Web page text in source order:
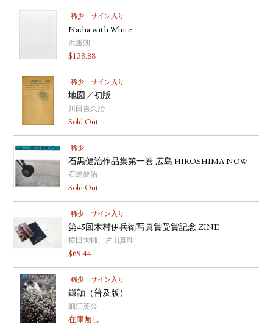
稀少 サイン入り
Nadia with White
沢渡朔
$138.88
稀少 サイン入り
地図／初版
川田喜久治
Sold Out
稀少
石黒健治作品集第一巻 広島 HIROSHIMA NOW
石黒健治
Sold Out
稀少 サイン入り
第45回木村伊兵衛写真賞受賞記念 ZINE
横田大輔、片山真理
$69.44
稀少 サイン入り
鎌鼬（普及版）
細江英公
在庫無し